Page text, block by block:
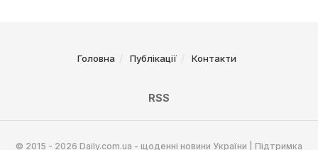
Головна Публікації Контакти
RSS
© 2015 - 2026 Daily.com.ua - щоденні новини України | Підтримка